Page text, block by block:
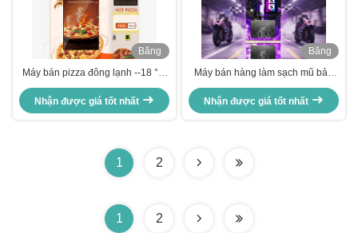
Băng
hình
Máy bán pizza đông lạnh --18 °C
chuỗi lạnh thông minh, giải pháp
bán lẻ pizza không người lái 24
giờ
Nhận được giá tốt nhất
Băng
hình
Máy bán hàng làm sạch mũ bảo
hiểm hai khoang Haloo thông
minh. 360 ° khử trùng và khử mùi
+ trạm hai hiệu quả phục hồi chi
Nhận được giá tốt nhất
1 2
1 2